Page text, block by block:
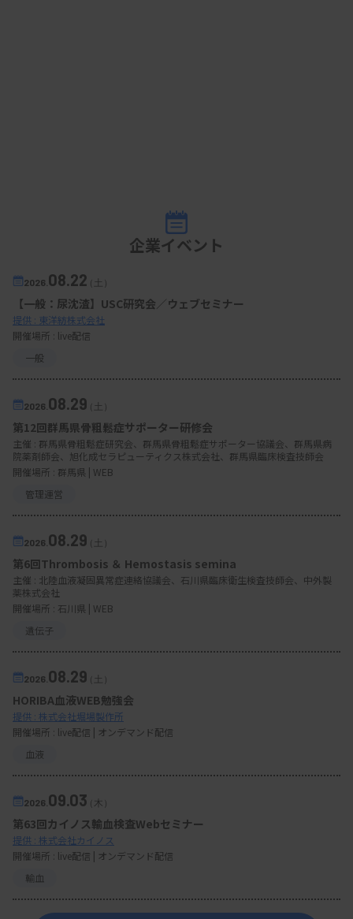
企業イベント
2026. 08.22（土）
【一般：尿沈渣】USC研究会／ウェブセミナー
提供 : 東洋紡株式会社
開催場所 : live配信
一般
2026. 08.29 （土）
第12回群馬県骨粗鬆症サポーター研修会
主催 : 群馬県骨粗鬆症研究会、群馬県骨粗鬆症サポーター協議会、群馬県病
院薬剤師会、旭化成セラピューティクス株式会社、群馬県臨床検査技師会
開催場所 : 群馬県 | WEB
管理運営
2026. 08.29 （土）
第6回Thrombosis ＆ Hemostasis semina
主催 : 北陸血液凝固異常症連絡協議会、石川県臨床衛生検査技師会、中外製
薬株式会社
開催場所 : 石川県 | WEB
遺伝子
2026. 08.29 （土）
HORIBA血液WEB勉強会
提供 : 株式会社堀場製作所
開催場所 : live配信 | オンデマンド配信
血液
2026. 09.03（木）
第63回カイノス輸血検査Webセミナー
提供 : 株式会社カイノス
開催場所 : live配信 | オンデマンド配信
輸血